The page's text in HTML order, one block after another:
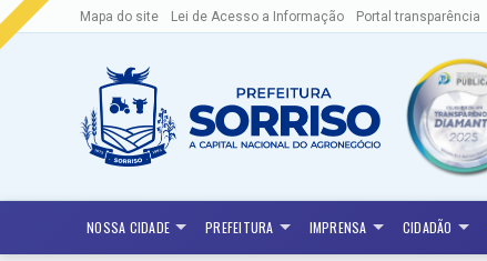
Mapa do site Lei de Acesso a Informação Portal transparência
NOSSA CIDADE PREFEITURA IMPRENSA CIDADÃO